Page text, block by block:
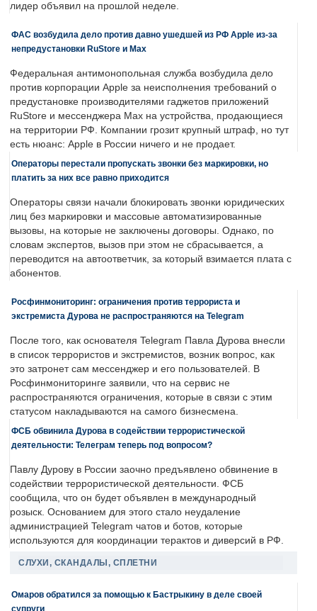
лидер объявил на прошлой неделе.
ФАС возбудила дело против давно ушедшей из РФ Apple из-за
непредустановки RuStore и Max
Федеральная антимонопольная служба возбудила дело
против корпорации Apple за неисполнения требований о
предустановке производителями гаджетов приложений
RuStore и мессенджера Max на устройства, продающиеся
на территории РФ. Компании грозит крупный штраф, но тут
есть нюанс: Apple в России ничего и не продает.
Операторы перестали пропускать звонки без маркировки, но
платить за них все равно приходится
Операторы связи начали блокировать звонки юридических
лиц без маркировки и массовые автоматизированные
вызовы, на которые не заключены договоры. Однако, по
словам экспертов, вызов при этом не сбрасывается, а
переводится на автоответчик, за который взимается плата с
абонентов.
Росфинмониторинг: ограничения против террориста и
экстремиста Дурова не распространяются на Telegram
После того, как основателя Telegram Павла Дурова внесли
в список террористов и экстремистов, возник вопрос, как
это затронет сам мессенджер и его пользователей. В
Росфинмониторинге заявили, что на сервис не
распространяются ограничения, которые в связи с этим
статусом накладываются на самого бизнесмена.
ФСБ обвинила Дурова в содействии террористической
деятельности: Телеграм теперь под вопросом?
Павлу Дурову в России заочно предъявлено обвинение в
содействии террористической деятельности. ФСБ
сообщила, что он будет объявлен в международный
розыск. Основанием для этого стало неудаление
администрацией Telegram чатов и ботов, которые
используются для координации терактов и диверсий в РФ.
СЛУХИ, СКАНДАЛЫ, СПЛЕТНИ
Омаров обратился за помощью к Бастрыкину в деле своей
супруги